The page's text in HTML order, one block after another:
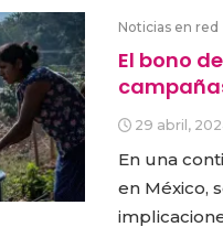
Noticias en red
El bono
29 abril,
En una
en México,